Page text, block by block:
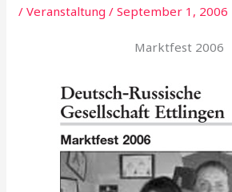
/Veranstaltung /September 1, 2006
Marktfest 2006